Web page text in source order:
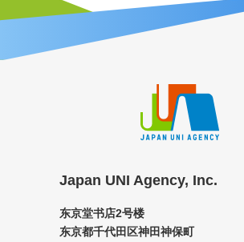
Japan UNI Agency, Inc.
东京堂书店2号楼
东京都千代田区神田神保町